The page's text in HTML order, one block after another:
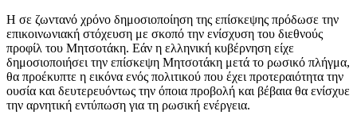
Η σε ζωντανό χρόνο δημοσιοποίηση της επίσκεψης πρόδωσε την
επικοινωνιακή στόχευση με σκοπό την ενίσχυση του διεθνούς
προφίλ του Μητσοτάκη. Εάν η ελληνική κυβέρνηση είχε
δημοσιοποιήσει την επίσκεψη Μητσοτάκη μετά το ρωσικό πλήγμα,
θα προέκυπτε η εικόνα ενός πολιτικού που έχει προτεραιότητα την
ουσία και δευτερευόντως την όποια προβολή και βέβαια θα ενίσχυε
την αρνητική εντύπωση για τη ρωσική ενέργεια.